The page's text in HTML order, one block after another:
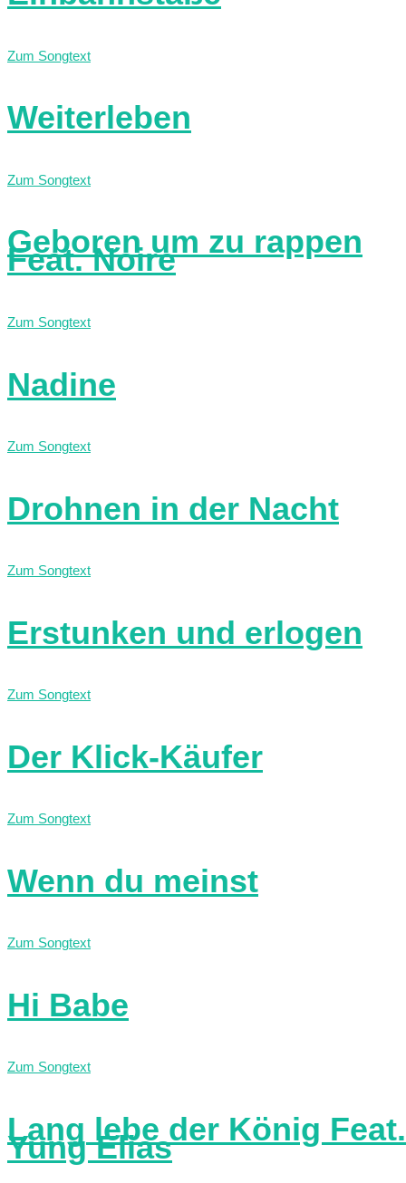
Zum Songtext
Weiterleben
Zum Songtext
Geboren um zu rappen
Feat. Noire
Zum Songtext
Nadine
Zum Songtext
Drohnen in der Nacht
Zum Songtext
Erstunken und erlogen
Zum Songtext
Der Klick-Käufer
Zum Songtext
Wenn du meinst
Zum Songtext
Hi Babe
Zum Songtext
Lang lebe der König Feat.
Yung Elias